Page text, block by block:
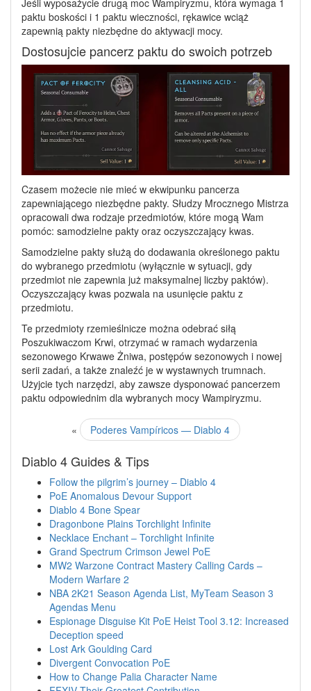
Jeśli wyposażycie drugą moc Wampiryzmu, która wymaga 1
paktu boskości i 1 paktu wieczności, rękawice wciąż
zapewnią pakty niezbędne do aktywacji mocy.
Dostosujcie pancerz paktu do swoich potrzeb
Czasem możecie nie mieć w ekwipunku pancerza
zapewniającego niezbędne pakty. Słudzy Mrocznego Mistrza
opracowali dwa rodzaje przedmiotów, które mogą Wam
pomóc: samodzielne pakty oraz oczyszczający kwas.
Samodzielne pakty służą do dodawania określonego paktu
do wybranego przedmiotu (wyłącznie w sytuacji, gdy
przedmiot nie zapewnia już maksymalnej liczby paktów).
Oczyszczający kwas pozwala na usunięcie paktu z
przedmiotu.
Te przedmioty rzemieślnicze można odebrać siłą
Poszukiwaczom Krwi, otrzymać w ramach wydarzenia
sezonowego Krwawe Żniwa, postępów sezonowych i nowej
serii zadań, a także znaleźć je w wystawnych trumnach.
Użyjcie tych narzędzi, aby zawsze dysponować pancerzem
paktu odpowiednim dla wybranych mocy Wampiryzmu.
« Poderes Vampíricos — Diablo 4
Diablo 4 Guides & Tips
Follow the pilgrim’s journey – Diablo 4
PoE Anomalous Devour Support
Diablo 4 Bone Spear
Dragonbone Plains Torchlight Infinite
Necklace Enchant – Torchlight Infinite
Grand Spectrum Crimson Jewel PoE
MW2 Warzone Contract Mastery Calling Cards –
Modern Warfare 2
NBA 2K21 Season Agenda List, MyTeam Season 3
Agendas Menu
Espionage Disguise Kit PoE Heist Tool 3.12: Increased
Deception speed
Lost Ark Goulding Card
Divergent Convocation PoE
How to Change Palia Character Name